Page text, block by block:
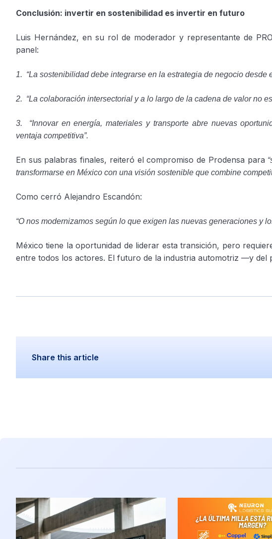
Conclusión: invertir en sostenibilidad es invertir en futuro
Luis Hernández, en su rol de moderador y representante de
panel:
1. “La sostenibilidad debe integrarse en la estrategia de negocio desde
2. “La colaboración intersectorial y a lo largo de la cadena de valor no
3. “Innovar en energía, materiales y transporte abre nuevas
ventaja competitiva”.
En sus palabras finales, reiteró el compromiso de Prodensa para
transformarse en México con una visión sostenible que combine
Como cerró Alejandro Escandón:
“O nos modernizamos según lo que exigen las nuevas generaciones y
México tiene la oportunidad de liderar esta transición, pero
entre todos los actores. El futuro de la industria automotriz —y del
Share this article